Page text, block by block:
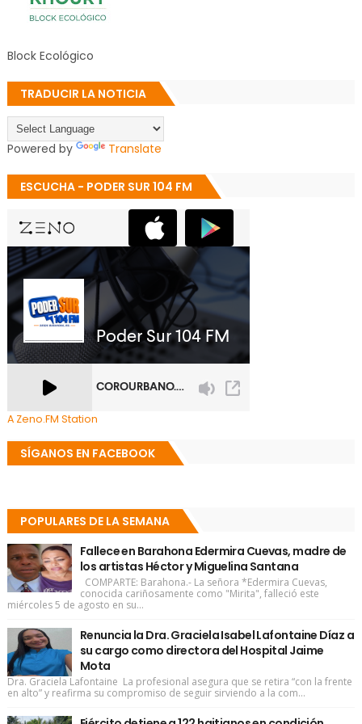
Block Ecológico
TRADUCIR LA NOTICIA
Powered by Translate
ESCUCHA - PODER SUR 104 FM
A Zeno.FM Station
SÍGANOS EN FACEBOOK
POPULARES DE LA SEMANA
Fallece en Barahona Edermira Cuevas, madre de
los artistas Héctor y Miguelina Santana
COMPARTE: Barahona.- La señora *Edermira Cuevas,
conocida cariñosamente como "Mirita", falleció este
miércoles 5 de agosto en su...
Renuncia la Dra. Graciela Isabel Lafontaine Díaz a
su cargo como directora del Hospital Jaime
Mota
Dra. Graciela Lafontaine La profesional asegura que se retira “con la frente
en alto” y reafirma su compromiso de seguir sirviendo a la com...